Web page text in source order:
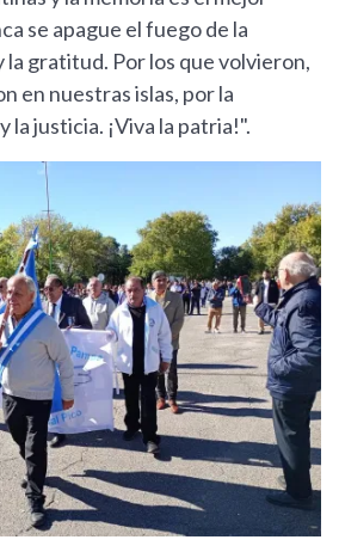
se apague el fuego de la
la gratitud. Por los que volvieron,
en nuestras islas, por la
la justicia. ¡Viva la patria!".